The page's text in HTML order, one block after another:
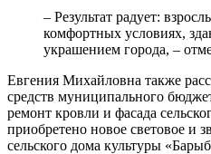
– Результат радует:
комфортных условиях,
украшением города, –
Евгения Михайловна также
средств муниципального
ремонт кровли и фасада
приобретено новое световое и
сельского дома культуры